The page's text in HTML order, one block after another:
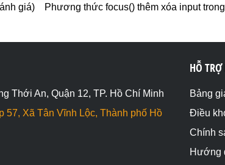
Phương thức focus() thêm xóa input
giá)
Thới An, Quận 12, TP. Hồ Chí Minh
Xã Tân Vĩnh Lộc, Thành phố Hồ
HỖ
Bảng
Điều
Chính
Hướng